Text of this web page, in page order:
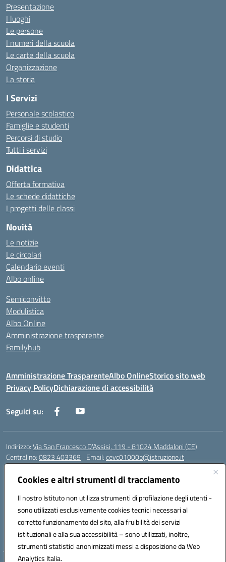
Cookies e altri strumenti di tracciamento
Il nostro Istituto non utilizza strumenti di profilazione degli utenti -
sono utilizzati esclusivamente cookies tecnici necessari al
corretto funzionamento del sito, alla fruibilità dei servizi
istituzionali e alla sua accessibilità – sono utilizzati, inoltre,
strumenti statistici anonimizzati messi a disposizione da Web
Analytics Italia.
Presentazione
I luoghi
Le persone
I numeri della scuola
Le carte della scuola
Organizzazione
La storia
I Servizi
Personale scolastico
Famiglie e studenti
Percorsi di studio
Tutti i servizi
Didattica
Offerta formativa
Le schede didattiche
I progetti delle classi
Novità
Le notizie
Le circolari
Calendario eventi
Albo online
Semiconvitto
Modulistica
Albo Online
Amministrazione trasparente
Familyhub
Amministrazione TrasparenteAlbo OnlineStorico sito web
Privacy PolicyDichiarazione di accessibilità
Seguici su:
Indirizzo:Via San Francesco D'Assisi, 119 - 81024 Maddaloni (CE)
Centralino:0823 403369 Email:cevc01000b@istruzione.it
Posta elettronica certificata (PEC):
Codice fiscale: 80004990612 (Convitto) - 93044680614 (Scuole
Annesse)
Codice meccanografico:CEVC01000B
Codice Indice delle Pubbliche Amministrazioni (IPA): istsc_cevc01000b
Codice unico di fatturazione (CUF): ZUT1RT